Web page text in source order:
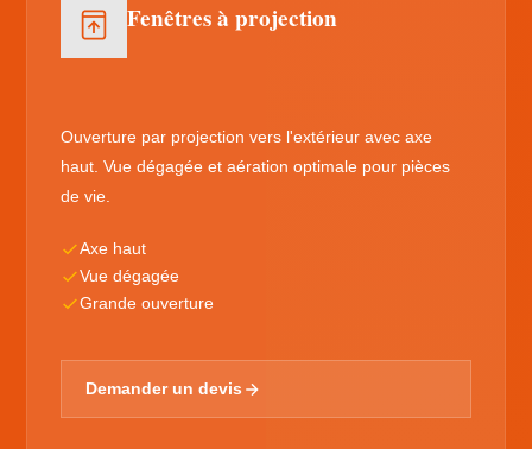
Fenêtres à projection
Ouverture par projection vers l'extérieur avec axe
haut. Vue dégagée et aération optimale pour pièces
de vie.
Axe haut
Vue dégagée
Grande ouverture
Demander un devis